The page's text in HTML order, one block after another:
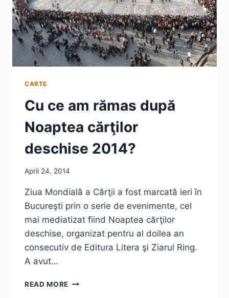
CARTE
Cu ce am rămas după
Noaptea cărţilor
deschise 2014?
April 24, 2014
Ziua Mondială a Cărţii a fost marcată ieri în
Bucureşti prin o serie de evenimente, cel
mai mediatizat fiind Noaptea cărţilor
deschise, organizat pentru al doilea an
consecutiv de Editura Litera şi Ziarul Ring.
A avut…
READ MORE CU